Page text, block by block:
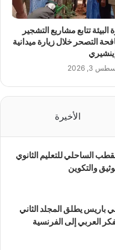
البيئة تتابع مشاريع التشجير
التصحر خلال زيارة ميدانية
3, 2026
الأخيرة
الساحلي للتعليم الثانوي
والتكوين
باريس يطلق المجلد الثاني
العربي إلى الفرنسية